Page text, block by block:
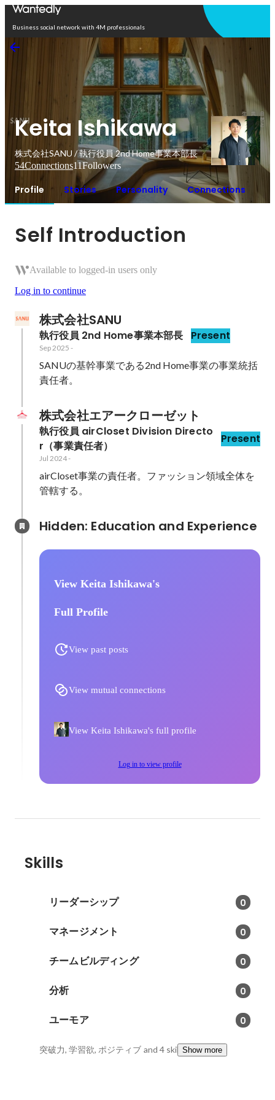
Business social network with 4M professionals
Keita Ishikawa
株式会社SANU / 執行役員 2nd Home事業本部長
54Connections11Followers
Profile Stories Personality Connections
Self Introduction
Available to logged-in users only
Log in to continue
株式会社SANU
執行役員 2nd Home事業本部長 Present
Sep 2025 -
SANUの基幹事業である2nd Home事業の事業統括
責任者。
株式会社エアークローゼット
執行役員 airCloset Division Directo
r（事業責任者）
Present
Jul 2024-
airCloset事業の責任者。ファッション領域全体を
管轄する。
View Keita Ishikawa's
Full Profile
View past posts
View mutual connections
View Keita Ishikawa's full profile
Log in to view profile
Skills
リーダーシップ 0
マネージメント 0
チームビルディング 0
分析 0
ユーモア 0
突破力, 学習欲, ポジティブ and 4 skillsShow more